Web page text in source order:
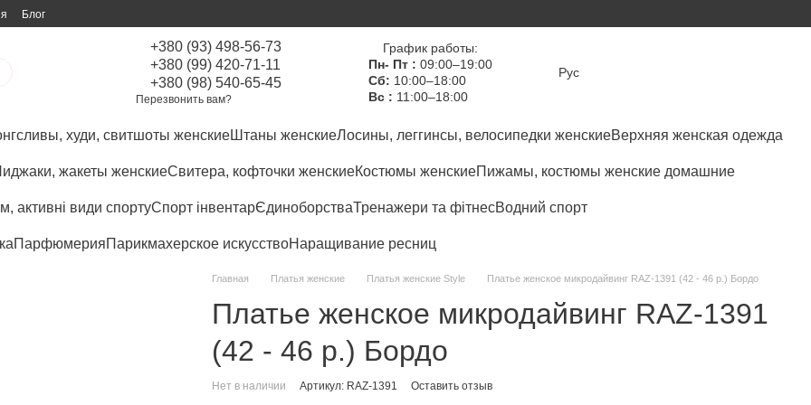
Блог
+380 (93) 498-56-73
+380 (99) 420-71-11
+380 (98) 540-65-45
Перезвонить вам?
График работы:
Пн- Пт : 09:00–19:00
Сб: 10:00–18:00
Вс : 11:00–18:00
Рус
худи, свитшоты женскиеШтаны женскиеЛосины, леггинсы, велосипедки женскиеВерхняя женская одежда
жакеты женскиеСвитера, кофточки женскиеКостюмы женскиеПижамы, костюмы женские домашние
активні види спортуСпорт інвентарЄдиноборстваТренажери та фітнесВодний спорт
ПарфюмерияПарикмахерское искусствоНаращивание ресниц
Главная Платья женские Платья женские Style Платье женское микродайвинг RAZ-1391 (42 - 46 р.) Бордо
Платье женское микродайвинг RAZ-1391
(42 - 46 р.) Бордо
Нет в наличии Артикул: RAZ-1391 Оставить отзыв